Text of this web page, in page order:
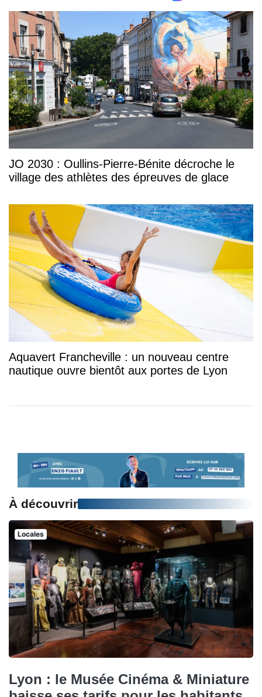
JO 2030 : Oullins-Pierre-Bénite décroche le
village des athlètes des épreuves de glace
Aquavert Francheville : un nouveau centre
nautique ouvre bientôt aux portes de Lyon
À découvrir
Locales
Lyon : le Musée Cinéma & Miniature